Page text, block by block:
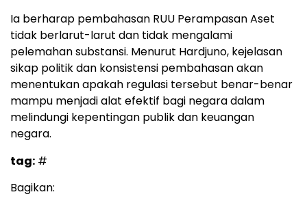
Ia berharap pembahasan RUU Perampasan Aset
tidak berlarut-larut dan tidak mengalami
pelemahan substansi. Menurut Hardjuno, kejelasan
sikap politik dan konsistensi pembahasan akan
menentukan apakah regulasi tersebut benar-benar
mampu menjadi alat efektif bagi negara dalam
melindungi kepentingan publik dan keuangan
negara.
tag: #
Bagikan: